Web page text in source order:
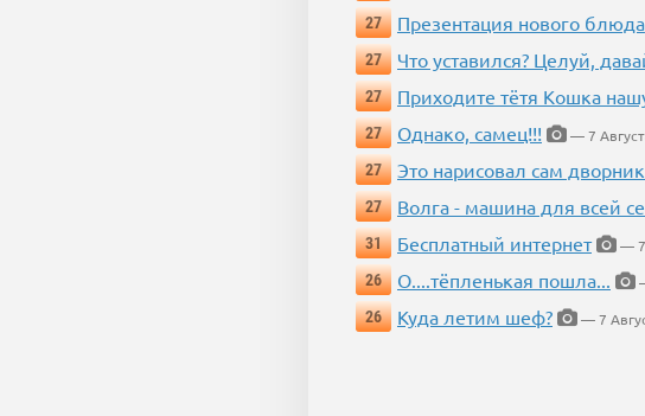
27
Презентация нового блюда
27
Что уставился? Целуй,
27
Приходите тётя Кошка
27
Однако, самец!!!
— 7
27
Это нарисовал сам
27
Волга - машина для всей
31
Бесплатный интернет
— 7
26
О....тёпленькая пошла...
26
Куда летим шеф? — 7